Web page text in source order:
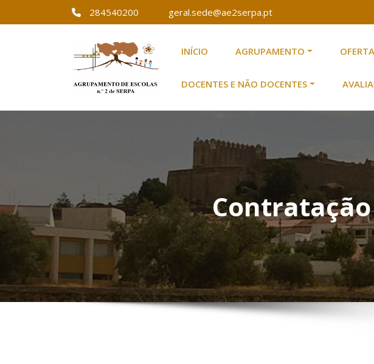
284540200 geral.sede@ae2serpa.pt
Agrupamento de Escolas n.º 2
INÍCIO AGRUPAMENTO
DOCENTES E NÃO DOCENTES
Contratação